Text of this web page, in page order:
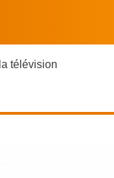
télévision